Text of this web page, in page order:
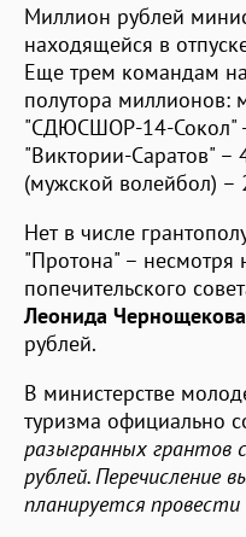
Миллион рублей
находящейся в
Еще трем командам на
полутора миллионов:
"СДЮСШОР-14-Сокол" -
"Виктории-Саратов" –
(мужской волейбол) –
Нет в числе
"Протона" – несмотря
попечительского
Леонида Чернощекова
рублей.
В министерстве
туризма официально
разыгранных грантов
рублей. Перечисление
планируется провести